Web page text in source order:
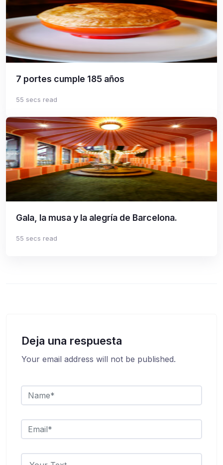
7 portes cumple 185 años
55 secs read
Gala, la musa y la alegría de Barcelona.
55 secs read
Deja una respuesta
Your email address will not be published.